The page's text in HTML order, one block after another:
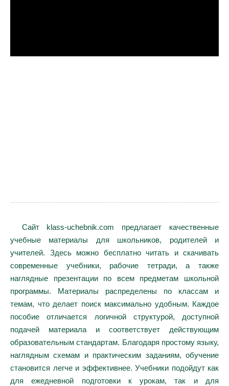
Сайт klass-uchebnik.com предлагает качественные
учебные материалы для школьников, родителей и
учителей. Здесь можно бесплатно читать и скачивать
современные учебники, рабочие тетради, а также
наглядные презентации по всем предметам школьной
программы. Материалы распределены по классам и
темам, что делает поиск максимально удобным. Каждое
пособие отличается логичной структурой, доступной
подачей материала и соответствует действующим
образовательным стандартам. Благодаря простому языку,
наглядным схемам и практическим заданиям, обучение
становится легче и эффективнее. Учебники подойдут как
для ежедневной подготовки к урокам, так и для